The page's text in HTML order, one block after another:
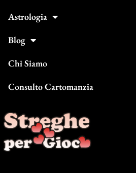
Astrologia
Blog
Chi Siamo
Consulto Cartomanzia